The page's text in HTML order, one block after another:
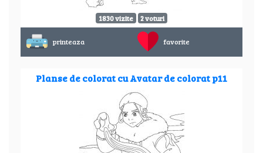
1830 vizite 2 voturi
printeaza favorite
Planse de colorat cu Avatar de colorat p11